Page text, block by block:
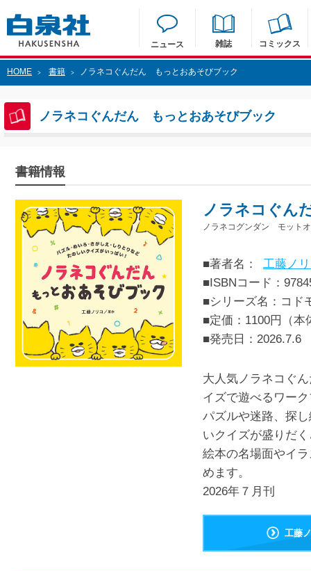
ニュース 雑誌 コミックス
HOME > 書籍 > ノラネコぐんだん もっとおあそびブック
ノラネコぐんだん もっとおあそびブック
書籍情報
ノラネコぐん
ノラネコグンダン モット
■著者名：
工藤ノ
■ISBNコード：
■シリーズ名：コド
■定価：1100円（本
■発売日： 2026.7.6
大人気ノラネコぐ
イズで遊べるワー
パズルや迷路、探
いクイズが盛りだ
絵本の名場面やイ
めます。
2026年７月刊
工藤